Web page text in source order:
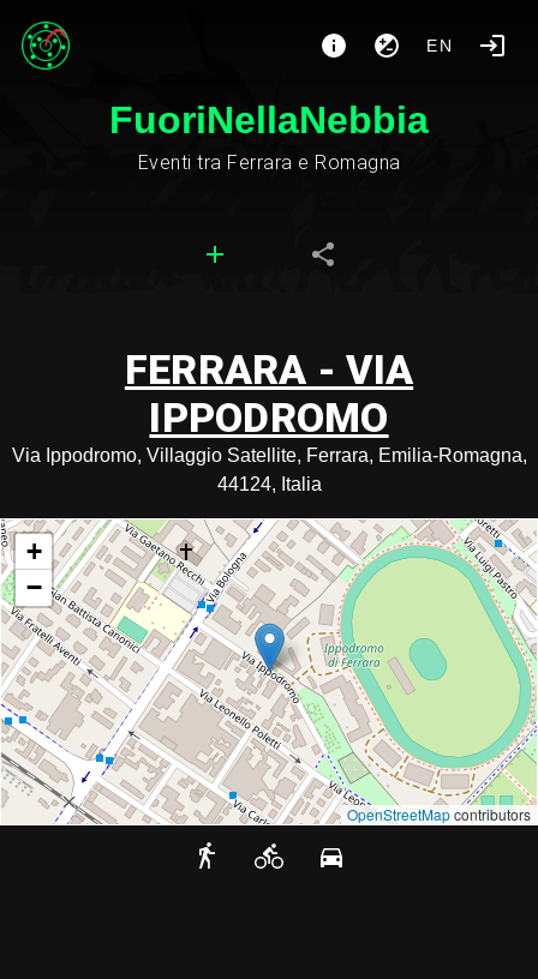
EN
FuoriNellaNebbia
Eventi tra Ferrara e Romagna
FERRARA - VIA
IPPODROMO
Via Ippodromo, Villaggio Satellite, Ferrara, Emilia-Romagna,
44124, Italia
+
−
OpenStreetMapcontributors